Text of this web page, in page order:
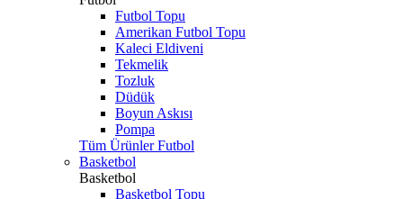
Futbol Topu
Amerikan Futbol Topu
Kaleci Eldiveni
Tekmelik
Tozluk
Düdük
Boyun Askısı
Pompa
Tüm Ürünler Futbol
Basketbol
Basketbol
Basketbol Topu